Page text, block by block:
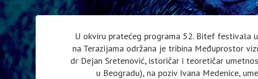
U okviru pratećeg programa 52. Bitef festivala
na Terazijama održana je tribina Međuprostor
dr Dejan Sretenović, istoričar i teoretičar
u Beogradu), na poziv Ivana Medenice,